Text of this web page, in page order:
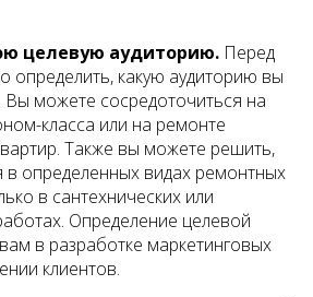
целевую аудиторию. Перед
определить, какую аудиторию вы
Вы можете сосредоточиться на
класса или на ремонте
Также вы можете решить,
в определенных видах ремонтных
в сантехнических или
Определение целевой
в разработке маркетинговых
клиентов.